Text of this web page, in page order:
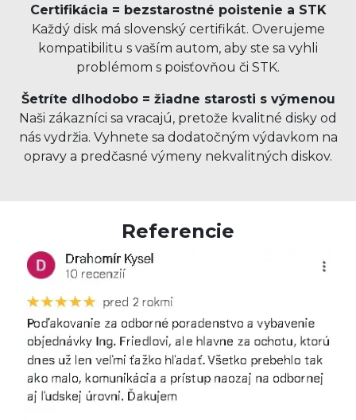
Certifikácia = bezstarostné poistenie a STK
Každý disk má slovenský certifikát. Overujeme
kompatibilitu s vaším autom, aby ste sa vyhli
problémom s poisťovňou či STK.
Šetríte dlhodobo = žiadne starosti s výmenou
Naši zákazníci sa vracajú, pretože kvalitné disky od
nás vydržia. Vyhnete sa dodatočným výdavkom na
opravy a predčasné výmeny nekvalitných diskov.
Referencie